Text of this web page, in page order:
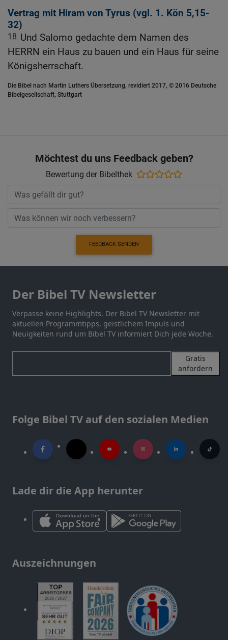
Vertrag mit Hiram von Tyrus (vgl. 1. Kön 5,15-
32)
18 Und Salomo gedachte dem Namen des
HERRN ein Haus zu bauen und ein Haus für seine
Königsherrschaft.
Die Bibel nach Martin Luthers Übersetzung, revidiert 2017, © 2016 Deutsche
Bibelgesellschaft, Stuttgart
Möchtest du uns Feedback geben?
Bewertung der Bibelthek
FEEDBACK SENDEN
Der Bibel TV Newsletter
Verpasse keine Highlights. Der Bibel TV Newsletter mit
aktuellen Programmtipps, geistlichem Impuls und
Neuigkeiten rund um Bibel TV informiert Dich jede Woche.
Gratis
anfordern
Folge Bibel TV auf den sozialen Medien
Lade dir die App herunter
Auszeichnungen